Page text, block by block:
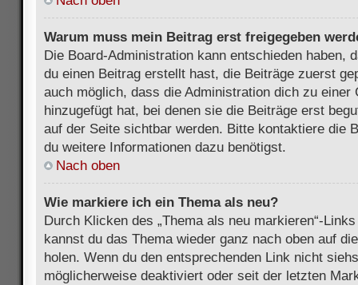
Warum muss mein Beitrag erst freigegeben
Die Board-Administration kann entschieden haben,
du einen Beitrag erstellt hast, die Beiträge zuerst
auch möglich, dass die Administration dich zu einer
hinzugefügt hat, bei denen sie die Beiträge erst
auf der Seite sichtbar werden. Bitte kontaktiere die
du weitere Informationen dazu benötigst.
Nach oben
Wie markiere ich ein Thema als neu?
Durch Klicken des „Thema als neu markieren“-
kannst du das Thema wieder ganz nach oben auf
holen. Wenn du den entsprechenden Link nicht
möglicherweise deaktiviert oder seit der letzten